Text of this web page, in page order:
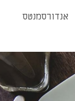
אנדורסמנטס